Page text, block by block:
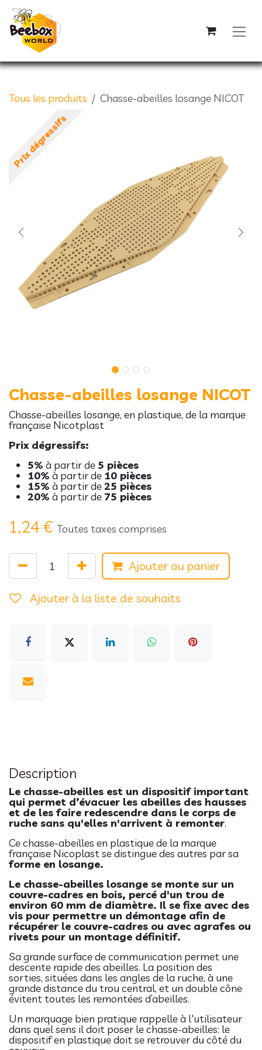
Se rendre au contenu
Tous les produits Chasse-abeilles losange NICOT
Prix dégressifs
Chasse-abeilles losange NICOT
Chasse-abeilles losange, en plastique, de la marque
française Nicotplast
Prix dégressifs:
5% à partir de 5 pièces
10% à partir de 10 pièces
15% à partir de25 pièces
20% à partir de 75 pièces
1,24 € Toutes taxes comprises
Ajouter au panier
Ajouter à la liste de souhaits
Description
Le chasse-abeilles est un dispositif important
qui permet d’évacuer les abeilles des hausses
et de les faire redescendre dans le corps de
ruche sans qu'elles n'arrivent à remonter.
Ce chasse-abeilles en plastique de la marque
française Nicoplast se distingue des autres par sa
forme en losange.
Le chasse-abeilles losange se monte sur un
couvre-cadres en bois, percé d'un trou de
environ 60 mm de diamètre. Il se fixe avec des
vis pour permettre un démontage afin de
récupérer le couvre-cadres ou avec agrafes ou
rivets pour un montage définitif.
Sa grande surface de communication permet une
descente rapide des abeilles. La position des
sorties, situées dans les angles de la ruche, à une
grande distance du trou central, et un double cône
évitent toutes les remontées d’abeilles.
Un marquage bien pratique rappelle à l'utilisateur
dans quel sens il doit poser le chasse-abeilles: le
dispositif en plastique doit se retrouver du côté du